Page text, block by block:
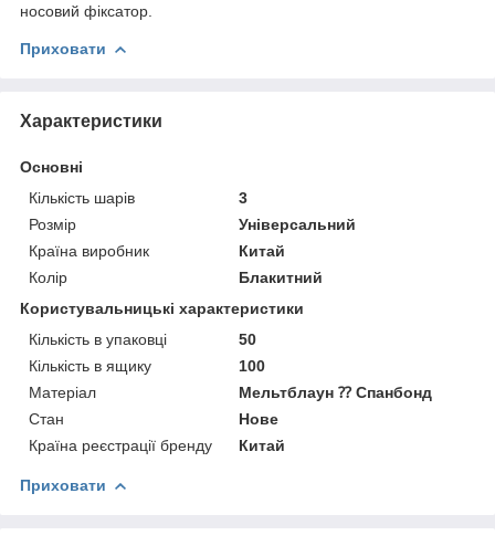
носовий фіксатор.
Приховати
Характеристики
Основні
Кількість шарів
3
Розмір
Універсальний
Країна виробник
Китай
Колір
Блакитний
Користувальницькі характеристики
Кількість в упаковці
50
Кількість в ящику
100
Матеріал
Мельтблаун ⁇ Спанбонд
Стан
Нове
Країна реєстрації бренду
Китай
Приховати